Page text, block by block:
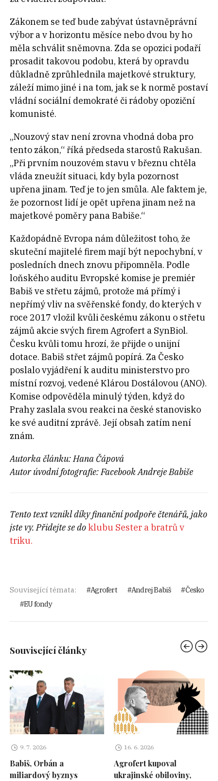
Zákonem se teď bude zabývat ústavněprávní
výbor a v horizontu měsíce nebo dvou by ho
měla schválit sněmovna. Zda se opozici podaří
prosadit takovou podobu, která by opravdu
důkladně zprůhlednila majetkové struktury,
záleží mimo jiné i na tom, jak se k normě postaví
vládní sociální demokraté či rádoby opoziční
komunisté.
„Nouzový stav není zrovna vhodná doba pro
tento zákon,“ říká předseda starostů Rakušan.
„Při prvním nouzovém stavu v březnu chtěla
vláda zneužít situaci, kdy byla pozornost
upřena jinam. Teď je to jen smůla. Ale faktem je,
že pozornost lidí je opět upřena jinam než na
majetkové poměry pana Babiše.“
Každopádně Evropa nám důležitost toho, že
skuteční majitelé firem mají být nepochybní, v
posledních dnech znovu připomněla. Podle
loňského auditu Evropské komise je premiér
Babiš ve střetu zájmů, protože má přímý i
nepřímý vliv na svěřenské fondy, do kterých v
roce 2017 vložil kvůli českému zákonu o střetu
zájmů akcie svých firem Agrofert a SynBiol.
Česku kvůli tomu hrozí, že přijde o unijní
dotace. Babiš střet zájmů popírá. Za Česko
poslalo vyjádření k auditu ministerstvo pro
místní rozvoj, vedené Klárou Dostálovou (ANO).
Komise odpověděla minulý týden, když do
Prahy zaslala svou reakci na české stanovisko
ke své auditní zprávě. Její obsah zatím není
znám.
Autorka článku: Hana Čápová
Autor úvodní fotografie: Facebook Andreje Babiše
Tento text vznikl díky finanční podpoře čtenářů, jako
jste vy. Přidejte se doklubu Sester a bratrů v
triku.
Související témata: Agrofert Andrej Babiš
Česko
EU fondy
Související články
9. 7. 2026
Babiš, Orbán a
miliardový byznys
16. 6. 2026
Agrofert kupoval
ukrajinské obiloviny,